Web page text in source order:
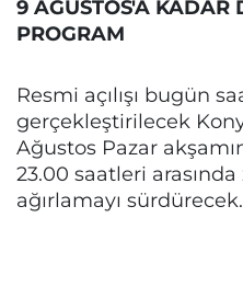
9 AĞUSTOS'A KADAR
PROGRAM
Resmi açılışı bugün
gerçekleştirilecek
Ağustos Pazar
23.00 saatleri
ağırlamayı sürdürecek.